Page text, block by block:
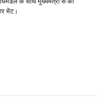
भेंट।